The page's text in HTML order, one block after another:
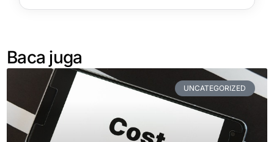
Baca juga
UNCATEGORIZED